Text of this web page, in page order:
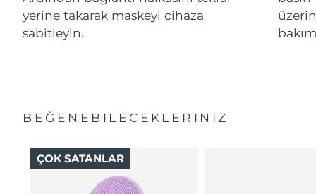
yerine takarak maskeyi cihaza
sabitleyin.
BEĞENEBILECEKLERINIZ
ÇOK SATANLAR